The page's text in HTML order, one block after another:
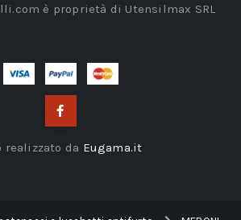
è proprietà di Utensilmax SRL
realizzato da Eugama.it